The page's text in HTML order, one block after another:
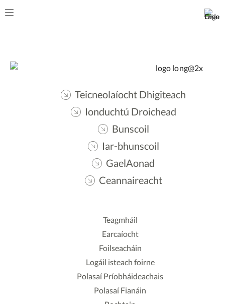
Teicneolaíocht Dhigiteach
Ionduchtú Droichead
Bunscoil
Iar-bhunscoil
GaelAonad
Ceannaireacht
Teagmháil
Earcaíocht
Foilseacháin
Logáil isteach foirne
Polasaí Príobháideachais
Polasaí Fianáin